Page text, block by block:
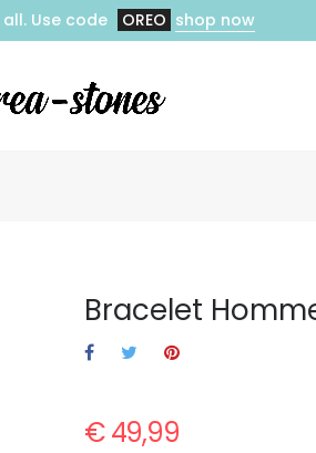
all. Use code OREO shop now
Bracelet
€ 49,99